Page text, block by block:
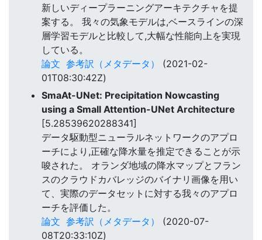
新しいディープラーニングアーキテクチャを提
案する。 我々の気象モデルは,ベースラインの深
層学習モデルと比較して,大幅な性能向上を実現
している。
論文 参考訳（メタデータ）
(2021-02-
01T08:30:42Z)
SmaAt-UNet: Precipitation Nowcasting
using a Small Attention-UNet Architecture
[5.28539620288341]
データ駆動型ニューラルネットワークのアプロ
ーチにより,正確な降水量を推定できることが示
唆された。 オランダ地域の降水マップとフラン
スのクラウドカバレッジのバイナリ画像を用い
て、実際のデータセットに対する我々のアプロ
ーチを評価した。
論文 参考訳（メタデータ）
(2020-07-
08T20:33:10Z)